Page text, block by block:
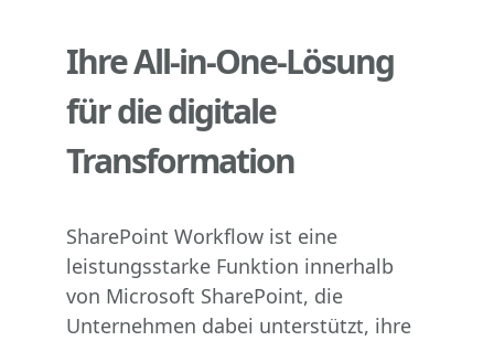
Ihre All-in-One-Lösung
für die digitale
Transformation
SharePoint Workflow ist eine
leistungsstarke Funktion innerhalb
von Microsoft SharePoint, die
Unternehmen dabei unterstützt, ihre